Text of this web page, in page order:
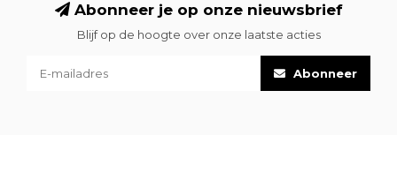
Abonneer je op onze nieuwsbrief
Blijf op de hoogte over onze laatste acties
Abonneer